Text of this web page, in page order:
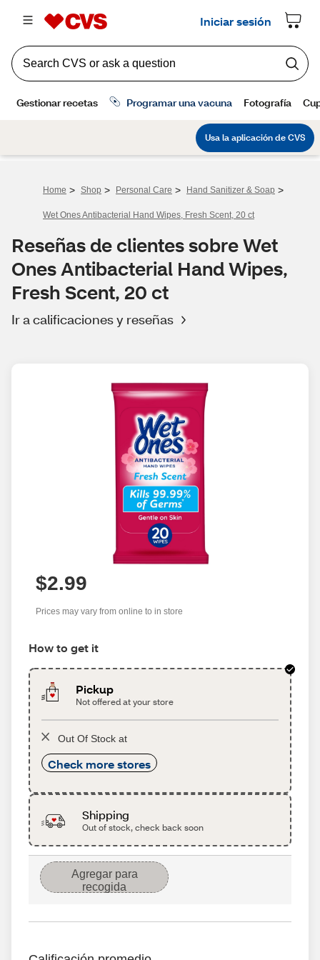
Home > Shop > Personal Care > Hand Sanitizer & Soap >
Wet Ones Antibacterial Hand Wipes, Fresh Scent, 20 ct
Reseñas de clientes sobre Wet
Ones Antibacterial Hand Wipes,
Fresh Scent, 20 ct
Ir a calificaciones y reseñas
$2.99
Prices may vary from online to in store
How to get it
Pickup
Not offered at your store
Out Of Stock at
Check more stores
Shipping
Out of stock, check back soon
Agregar para
recogida